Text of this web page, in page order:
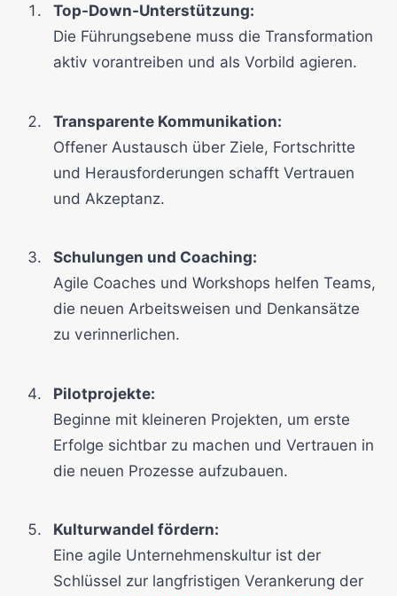
Top-Down-Unterstützung:
Die Führungsebene muss die Transformation
aktiv vorantreiben und als Vorbild agieren.
Transparente Kommunikation:
Offener Austausch über Ziele, Fortschritte
und Herausforderungen schafft Vertrauen
und Akzeptanz.
Schulungen und Coaching:
Agile Coaches und Workshops helfen Teams,
die neuen Arbeitsweisen und Denkansätze
zu verinnerlichen.
Pilotprojekte:
Beginne mit kleineren Projekten, um erste
Erfolge sichtbar zu machen und Vertrauen in
die neuen Prozesse aufzubauen.
Kulturwandel fördern:
Eine agile Unternehmenskultur ist der
Schlüssel zur langfristigen Verankerung der